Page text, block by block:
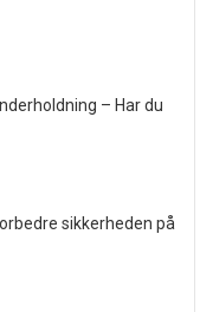
– Har du
sikkerheden på